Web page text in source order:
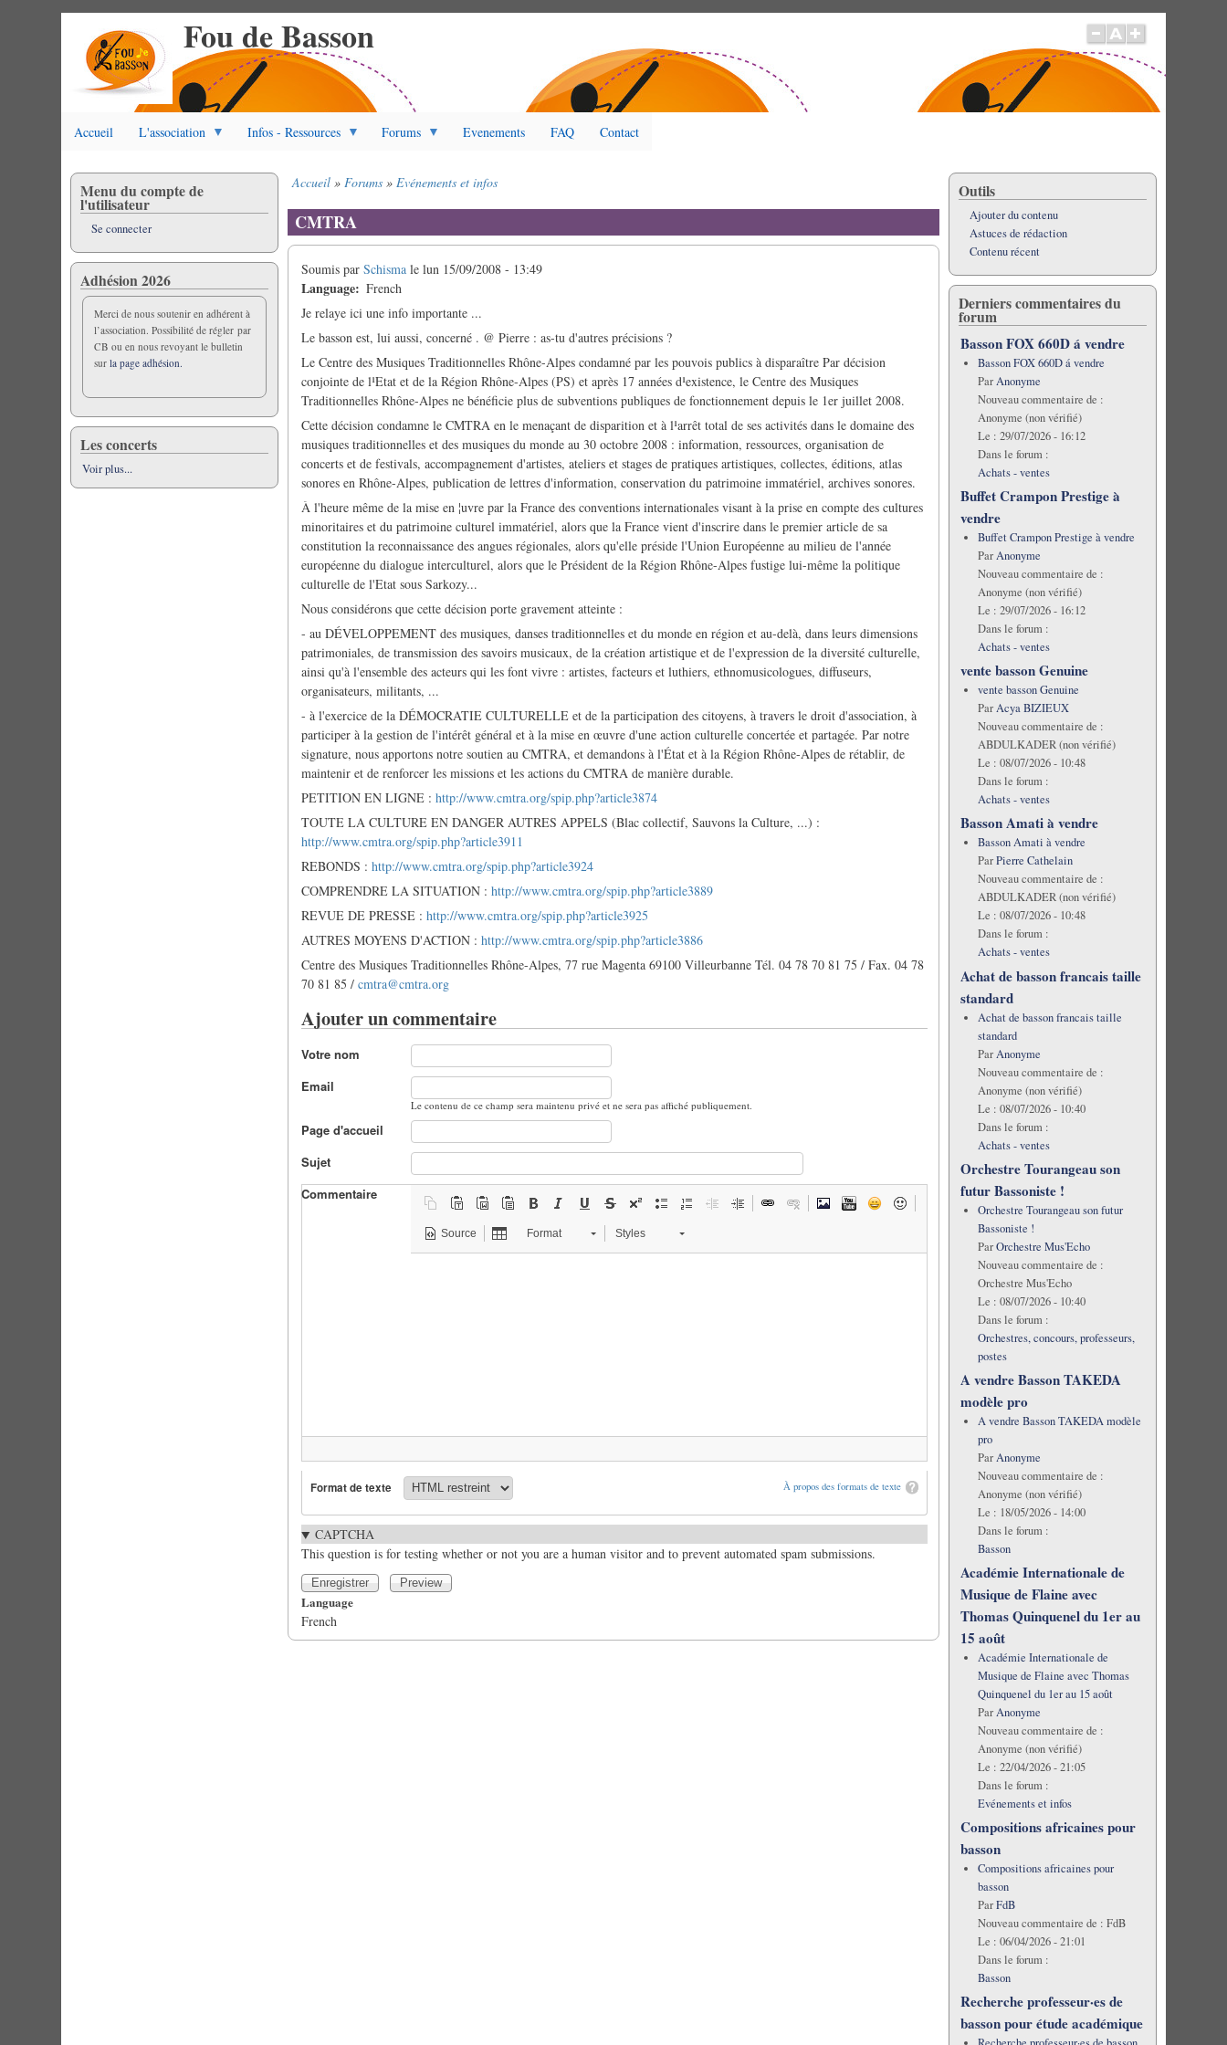
Fou de Basson
Accueil L'association Infos - Ressources Forums Evenements FAQ Contact
d'Ariane
Accueil Forums Evénements et infos
CMTRA
Soumis parSchisma lelun 15/09/2008 - 13:49
Language
French
Je relaye ici une info importante ...
Le basson est, lui aussi, concerné . @ Pierre : as-tu d'autres précisions ?
Le Centre des Musiques Traditionnelles Rhône-Alpes condamné par les pouvois publics à disparaître Par décision
conjointe de l¹Etat et de la Région Rhône-Alpes (PS) et après 17 années d¹existence, le Centre des Musiques
Traditionnelles Rhône-Alpes ne bénéficie plus de subventions publiques de fonctionnement depuis le 1er juillet 2008.
Cette décision condamne le CMTRA en le menaçant de disparition et à l¹arrêt total de ses activités dans le domaine des
musiques traditionnelles et des musiques du monde au 30 octobre 2008 : information, ressources, organisation de
concerts et de festivals, accompagnement d'artistes, ateliers et stages de pratiques artistiques, collectes, éditions, atlas
sonores en Rhône-Alpes, publication de lettres d'information, conservation du patrimoine immatériel, archives sonores.
À l'heure même de la mise en ¦uvre par la France des conventions internationales visant à la prise en compte des cultures
minoritaires et du patrimoine culturel immatériel, alors que la France vient d'inscrire dans le premier article de sa
constitution la reconnaissance des angues régionales, alors qu'elle préside l'Union Européenne au milieu de l'année
européenne du dialogue interculturel, alors que le Président de la Région Rhône-Alpes fustige lui-même la politique
culturelle de l'Etat sous Sarkozy...
Nous considérons que cette décision porte gravement atteinte :
- au DÉVELOPPEMENT des musiques, danses traditionnelles et du monde en région et au-delà, dans leurs dimensions
patrimoniales, de transmission des savoirs musicaux, de la création artistique et de l'expression de la diversité culturelle,
ainsi qu'à l'ensemble des acteurs qui les font vivre : artistes, facteurs et luthiers, ethnomusicologues, diffuseurs,
organisateurs, militants, ...
- à l'exercice de la DÉMOCRATIE CULTURELLE et de la participation des citoyens, à travers le droit d'association, à
participer à la gestion de l'intérêt général et à la mise en œuvre d'une action culturelle concertée et partagée. Par notre
signature, nous apportons notre soutien au CMTRA, et demandons à l'État et à la Région Rhône-Alpes de rétablir, de
maintenir et de renforcer les missions et les actions du CMTRA de manière durable.
PETITION EN LIGNE :http://www.cmtra.org/spip.php?article3874
TOUTE LA CULTURE EN DANGER AUTRES APPELS (Blac collectif, Sauvons la Culture, ...) :
http://www.cmtra.org/spip.php?article3911
REBONDS :http://www.cmtra.org/spip.php?article3924
COMPRENDRE LA SITUATION :http://www.cmtra.org/spip.php?article3889
REVUE DE PRESSE :http://www.cmtra.org/spip.php?article3925
AUTRES MOYENS D'ACTION :http://www.cmtra.org/spip.php?article3886
Centre des Musiques Traditionnelles Rhône-Alpes, 77 rue Magenta 69100 Villeurbanne Tél. 04 78 70 81 75 / Fax. 04 78
70 81 85 /cmtra@cmtra.org
Ajouter un commentaire
Votre nom
Email
Le contenu de ce champ sera maintenu privé et ne sera pas affiché publiquement.
Page d'accueil
Sujet
Commentaire
Source Format Styles
À propos des formats de texte
Format de texte
CAPTCHA
This question is for testing whether or not you are a human visitor and to prevent automated spam submissions.
Language
French
Menu du compte de
l'utilisateur
Se connecter
Adhésion 2026
Merci de nous soutenir en adhérent à
l’association. Possibilité de régler par
CB ou en nous revoyant le bulletin
surla page adhésion.
Les concerts
Voir plus...
Outils
Ajouter du contenu
Astuces de rédaction
Contenu récent
Derniers commentaires du
forum
Basson FOX 660D á vendre
Basson FOX 660D á vendre
ParAnonyme
Nouveau commentaire de :
Anonyme (non vérifié)
Le : 29/07/2026 - 16:12
Dans le forum :
Achats - ventes
Buffet Crampon Prestige à
vendre
Buffet Crampon Prestige à vendre
ParAnonyme
Nouveau commentaire de :
Anonyme (non vérifié)
Le : 29/07/2026 - 16:12
Dans le forum :
Achats - ventes
vente basson Genuine
vente basson Genuine
ParAcya BIZIEUX
Nouveau commentaire de :
ABDULKADER (non vérifié)
Le : 08/07/2026 - 10:48
Dans le forum :
Achats - ventes
Basson Amati à vendre
Basson Amati à vendre
ParPierre Cathelain
Nouveau commentaire de :
ABDULKADER (non vérifié)
Le : 08/07/2026 - 10:48
Dans le forum :
Achats - ventes
Achat de basson francais taille
standard
Achat de basson francais taille
standard
ParAnonyme
Nouveau commentaire de :
Anonyme (non vérifié)
Le : 08/07/2026 - 10:40
Dans le forum :
Achats - ventes
Orchestre Tourangeau son
futur Bassoniste !
Orchestre Tourangeau son futur
Bassoniste !
ParOrchestre Mus'Echo
Nouveau commentaire de :
Orchestre Mus'Echo
Le : 08/07/2026 - 10:40
Dans le forum :
Orchestres, concours, professeurs,
postes
A vendre Basson TAKEDA
modèle pro
A vendre Basson TAKEDA modèle
pro
ParAnonyme
Nouveau commentaire de :
Anonyme (non vérifié)
Le : 18/05/2026 - 14:00
Dans le forum :
Basson
Académie Internationale de
Musique de Flaine avec
Thomas Quinquenel du 1er au
15 août
Académie Internationale de
Musique de Flaine avec Thomas
Quinquenel du 1er au 15 août
ParAnonyme
Nouveau commentaire de :
Anonyme (non vérifié)
Le : 22/04/2026 - 21:05
Dans le forum :
Evénements et infos
Compositions africaines pour
basson
Compositions africaines pour
basson
ParFdB
Nouveau commentaire de : FdB
Le : 06/04/2026 - 21:01
Dans le forum :
Basson
Recherche professeur·es de
basson pour étude académique